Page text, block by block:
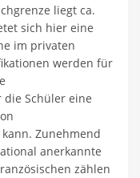
liegt ca.
sich hier eine
im privaten
werden für
Schüler eine
Zunehmend
anerkannte
zählen